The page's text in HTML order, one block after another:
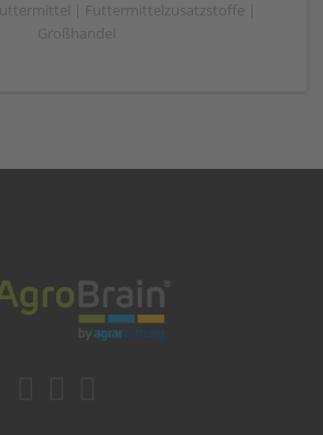
| Futtermittelzusatzstoffe |
Großhandel